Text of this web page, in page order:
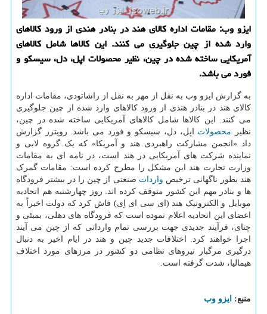
ایزو وب: مقامات اداره كالای هند در بنادر هندی از ورود كالاهای
وارد شده از چین جلوگیری می كنند. این كالاها شامل كالاهای
آمریكایی ساخته شده در چین، نظیر محصولات اپل، دل، سیسكو و
فورد می باشد.
به گزارش ایزو وب به نقل از مهر به نقل از راشاتودی، مقامات اداره
کالای هند در بنادر هندی از ورود کالاهای وارد شده از چین جلوگیری
می کنند. این کالاها شامل کالاهای آمریکایی ساخته شده در چین،
نظیر محصولات اپل، دل، سیسکو و فورد می باشد. رویترز گزارش
داد «انجمن مشارکت راهبردی هند و آمریکا» که یک گروه لابی و
نماینده شرکت های آمریکایی در هند است، در نامه ای به مقامات
وزارت تجارت هند این مشکل را مطرح کرده است: مقامات گمرک
هند بطور ناگهانی ترخیص واردات صنعتی از چین را در بیشتر فرودگاه
ها و بنادر مهم این کشور متوقف کرده اند. روز چهارشنبه هم اتحادیه
موبایل و الکترونیک هند (ای سی ای اِی) فاش کرد که دولت اخیراً به
اعضای این اتحادیه اعلام نموده است که فرودگاه های دهلی، بمبئی و
چنای، فرآیند جدیدی جهت بررسی تمام وارداتی که از چین می آیند
اجرا خواهند کرد. اختلافات جدید چین و هند در ایام اخیر به دنبال
درگیری مرگبار نیروهای نظامی دو کشور در مرزهای مورد اختلاف
هیمالیا، شدت گرفته است.
منبع: ایزو وب